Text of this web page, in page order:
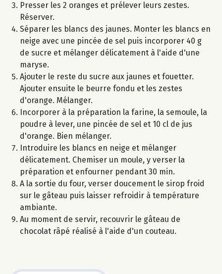
Presser les 2 oranges et prélever leurs zestes.
Réserver.
Séparer les blancs des jaunes. Monter les blancs en
neige avec une pincée de sel puis incorporer 40 g
de sucre et mélanger délicatement à l'aide d'une
maryse.
Ajouter le reste du sucre aux jaunes et fouetter.
Ajouter ensuite le beurre fondu et les zestes
d'orange. Mélanger.
Incorporer à la préparation la farine, la semoule, la
poudre à lever, une pincée de sel et 10 cl de jus
d'orange. Bien mélanger.
Introduire les blancs en neige et mélanger
délicatement. Chemiser un moule, y verser la
préparation et enfourner pendant 30 min.
A la sortie du four, verser doucement le sirop froid
sur le gâteau puis laisser refroidir à température
ambiante.
Au moment de servir, recouvrir le gâteau de
chocolat râpé réalisé à l'aide d'un couteau.